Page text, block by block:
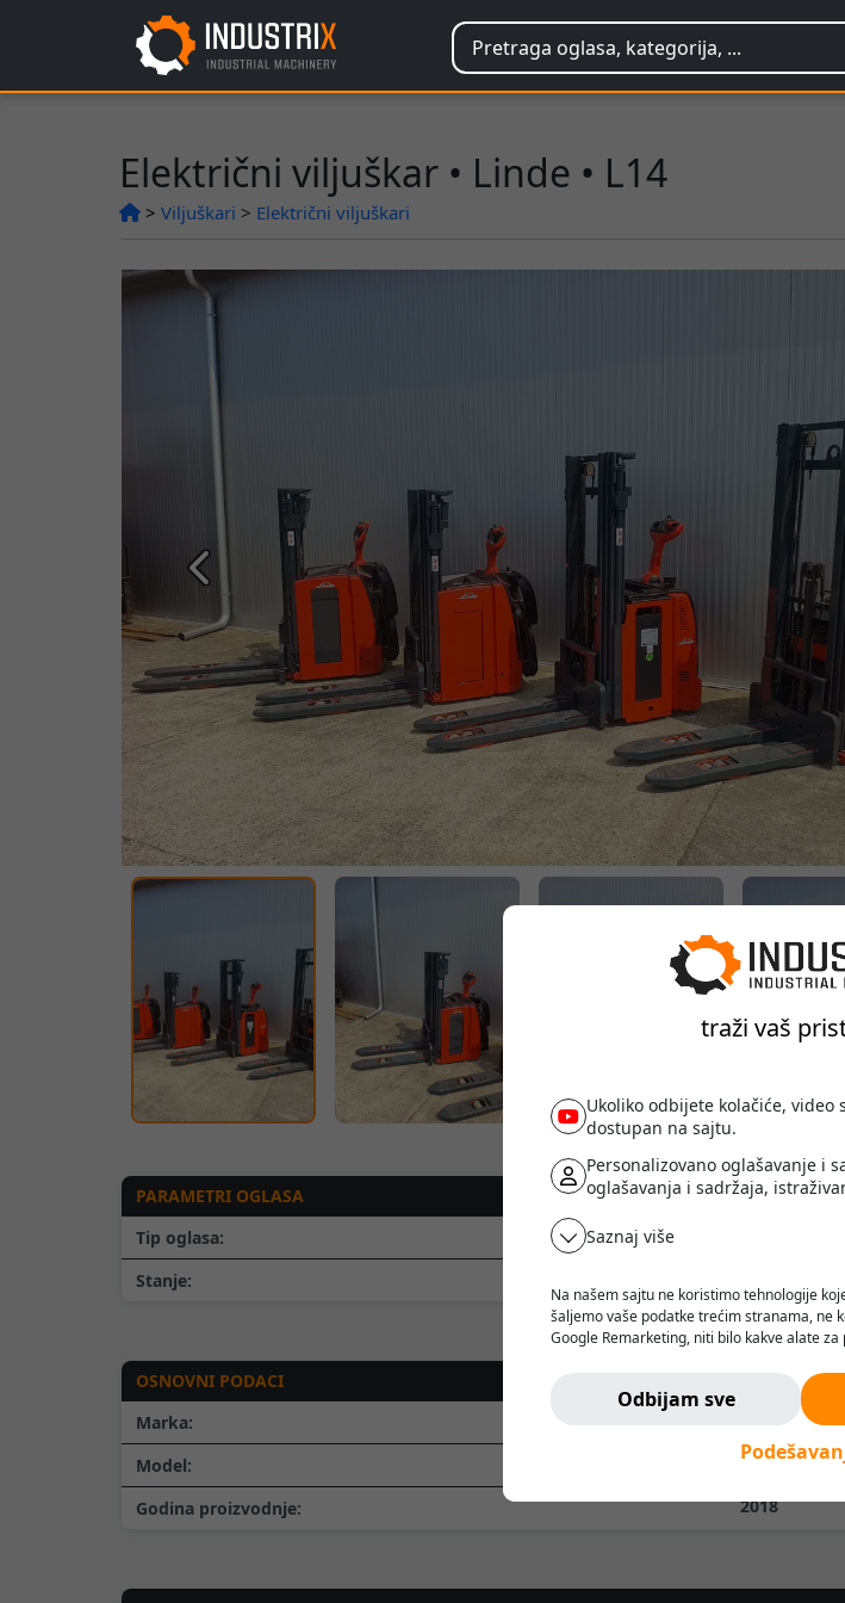
traži vaš
Ukoliko odbijete kolačiće, video
dostupan na sajtu.
Personalizovano oglašavanje i
oglašavanja i sadržaja,
Saznaj više
Na našem sajtu ne koristimo tehnologije
šaljemo vaše podatke trećim stranama, ne
Google Remarketing, niti bilo kakve alate
odlučuje - bez pritiska, manipulacije ili
Ne pratimo vas. Ovde ste bezbedni.
Odbijam sve
Električni viljuškar • Linde • L14
> Viljuškari > Električni viljuškari
Prethodna
PARAMETRI OGLASA
Tip oglasa:
Stanje:
OSNOVNI PODACI
Marka:
Model:
L14
Godina proizvodnje:
2018